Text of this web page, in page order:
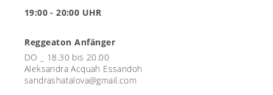
19:00 - 20:00 UHR
Reggeaton Anfänger
DO _ 18.30 bis 20.00
Aleksandra Acquah Essandoh
sandrashatalova@gmail.com